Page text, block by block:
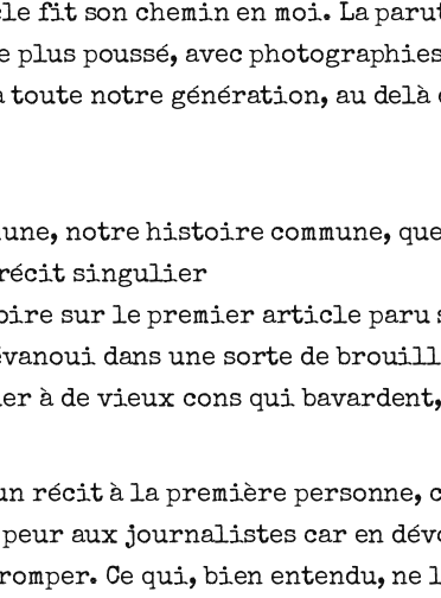
fit son chemin en moi. La
poussé, avec
toute notre génération, au delà
notre histoire commune,
récit singulier
sur le premier article
dans une sorte de
à de vieux cons qui
récit à la première personne,
aux journalistes car en
Ce qui, bien entendu,